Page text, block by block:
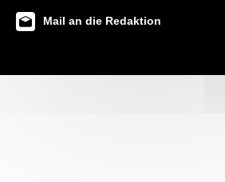
Mail an die Redaktion